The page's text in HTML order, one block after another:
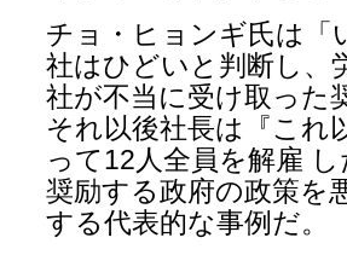
チョ・ヒョンギ氏は「
社はひどいと判断し、
社が不当に受け取った
それ以後社長は『これ
って12人全員を解雇
奨励する政府の政策を
する代表的な事例だ。